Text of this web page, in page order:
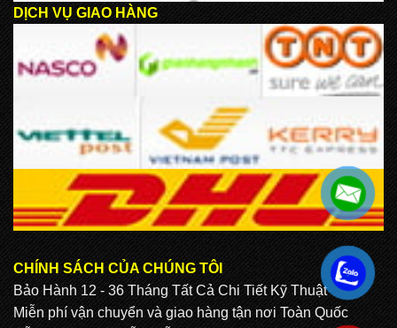
DỊCH VỤ GIAO HÀNG
CHÍNH SÁCH CỦA CHÚNG TÔI
Bảo Hành 12 - 36 Tháng Tất Cả Chi Tiết Kỹ Thuật
Miễn phí vận chuyển và giao hàng tận nơi Toàn Quốc
.